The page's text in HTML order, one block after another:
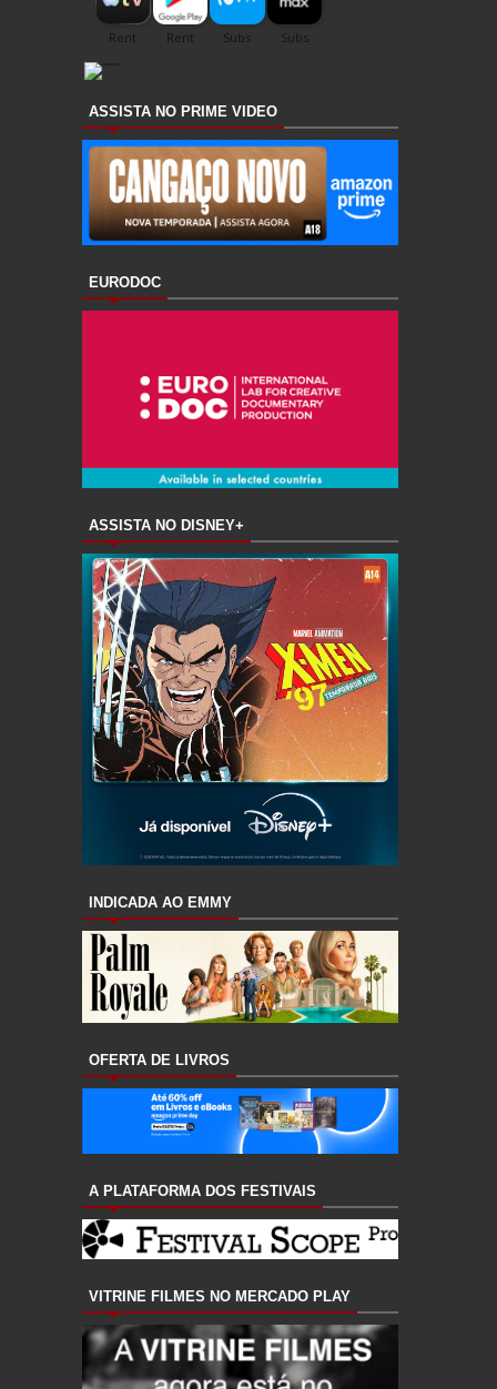
ASSISTA NO PRIME VIDEO
EURODOC
ASSISTA NO DISNEY+
INDICADA AO EMMY
OFERTA DE LIVROS
A PLATAFORMA DOS FESTIVAIS
VITRINE FILMES NO MERCADO PLAY